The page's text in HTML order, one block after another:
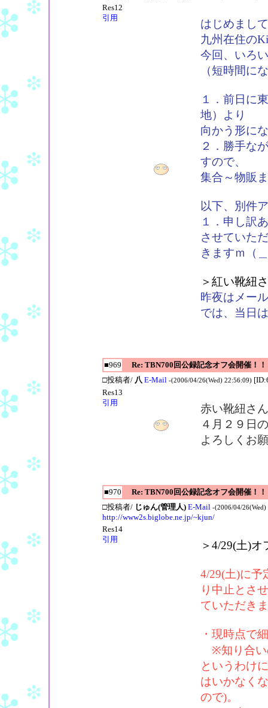
Res12
引用
はじめまし
九州在住の
今回、いろ
（短時間に
１．前日に
地）より
向かう形に
２．勝手な
すので、
集合～物販
以下、別件
１．申し訳
させていただ
きますｍ（
＞紅い靴紐
昨夜はメー
では、当日
■969 Re: TBN700回公録記念オフ会開催！！
□投稿者/ 八 E-Mail -(2006/04/26(Wed) 22:56:09)
Res13
引用
赤い靴紐さ
４月２９日
よろしくお
■970 Re: TBN700回公録記念オフ会開催！！
□投稿者/ じゅん(管理人) E-Mail -(2006/04/26(Wed)
http://www2s.biglobe.ne.jp/~kjun/
Res14
引用
＞4/29(土)
4/29(土)に予
り中止とさせ
ていただき
・現時点で
※知り合い
というわけに
はいかなく
ので)。